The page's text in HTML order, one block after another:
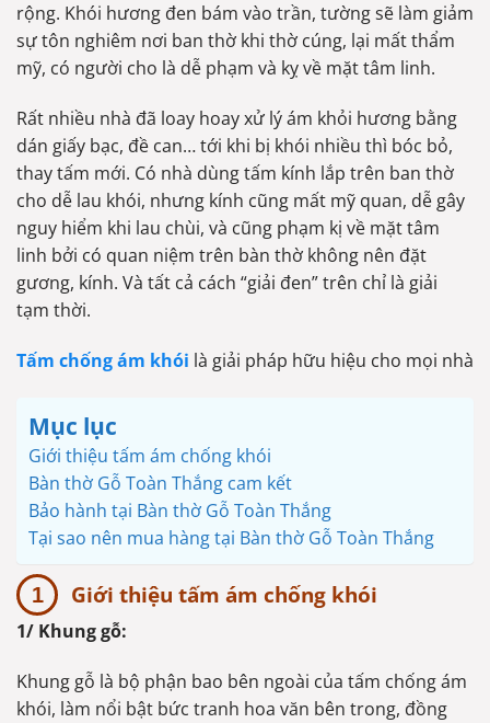
rộng. Khói hương đen bám vào trần, tường sẽ làm giảm
sự tôn nghiêm nơi ban thờ khi thờ cúng, lại mất thẩm
mỹ, có người cho là dễ phạm và kỵ về mặt tâm linh.
Rất nhiều nhà đã loay hoay xử lý ám khỏi hương bằng
dán giấy bạc, đề can… tới khi bị khói nhiều thì bóc bỏ,
thay tấm mới. Có nhà dùng tấm kính lắp trên ban thờ
cho dễ lau khói, nhưng kính cũng mất mỹ quan, dễ gây
nguy hiểm khi lau chùi, và cũng phạm kị về mặt tâm
linh bởi có quan niệm trên bàn thờ không nên đặt
gương, kính. Và tất cả cách “giải đen” trên chỉ là giải
tạm thời.
Tấm chống ám khói là giải pháp hữu hiệu cho mọi nhà
Mục lục
Giới thiệu tấm ám chống khói
Bàn thờ Gỗ Toàn Thắng cam kết
Bảo hành tại Bàn thờ Gỗ Toàn Thắng
Tại sao nên mua hàng tại Bàn thờ Gỗ Toàn Thắng
Giới thiệu tấm ám chống khói
1/ Khung gỗ:
Khung gỗ là bộ phận bao bên ngoài của tấm chống ám
khói, làm nổi bật bức tranh hoa văn bên trong, đồng